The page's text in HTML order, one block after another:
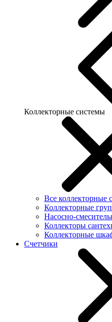
Коллекторные системы
Все коллекторные
Коллекторные
Насосно-
Коллекторы
Коллекторные
Счетчики